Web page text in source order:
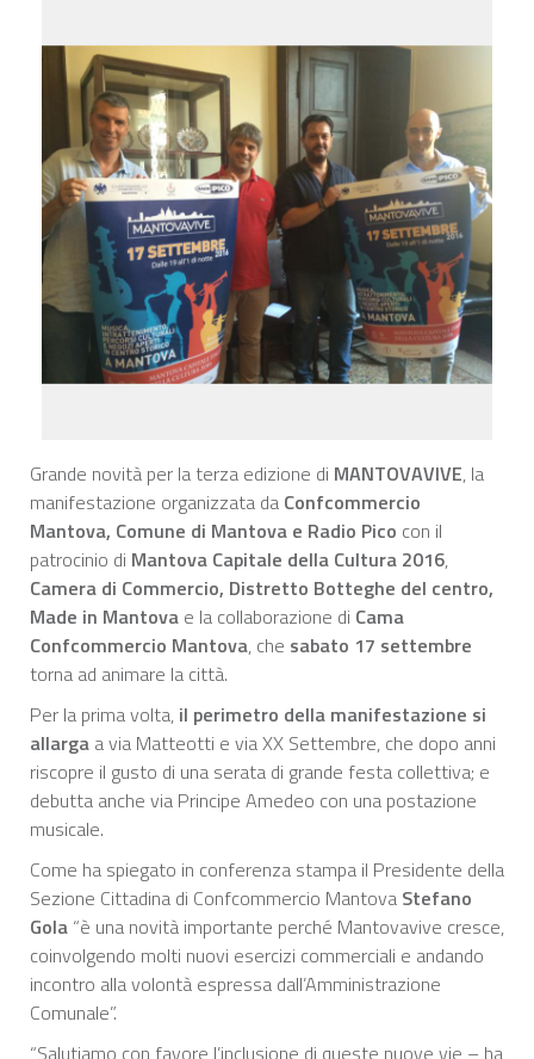
Grande novità per la terza edizione di MANTOVAVIVE, la
manifestazione organizzata da Confcommercio
Mantova, Comune di Mantova e Radio Pico con il
patrocinio di Mantova Capitale della Cultura 2016,
Camera di Commercio, Distretto Botteghe del centro,
Made in Mantova e la collaborazione di Cama
Confcommercio Mantova, che sabato 17 settembre
torna ad animare la città.
Per la prima volta, il perimetro della manifestazione si
allarga a via Matteotti e via XX Settembre, che dopo anni
riscopre il gusto di una serata di grande festa collettiva; e
debutta anche via Principe Amedeo con una postazione
musicale.
Come ha spiegato in conferenza stampa il Presidente della
Sezione Cittadina di Confcommercio Mantova Stefano
Gola “è una novità importante perché Mantovavive cresce,
coinvolgendo molti nuovi esercizi commerciali e andando
incontro alla volontà espressa dall’Amministrazione
Comunale”.
“Salutiamo con favore l’inclusione di queste nuove vie – ha